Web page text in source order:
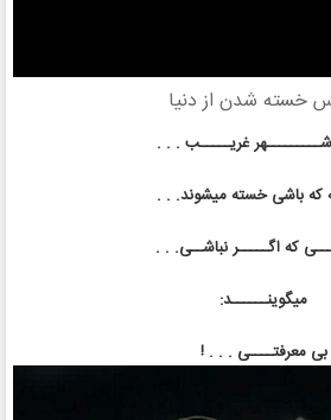
خسته شدن از دنیا
غریـــــب . . .
که باشی خسته میشوند. . .
که اگـــــر نباشــی. . .
میگوینــــــد:
بی معرفتــــی . . . !